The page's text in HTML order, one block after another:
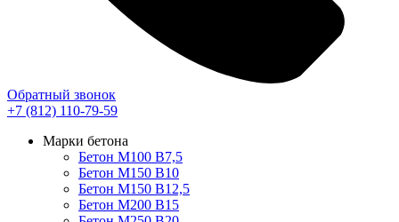
Обратный звонок
+7 (812) 110-79-59
Марки бетона
Бетон М100 В7,5
Бетон М150 В10
Бетон М150 В12,5
Бетон М200 В15